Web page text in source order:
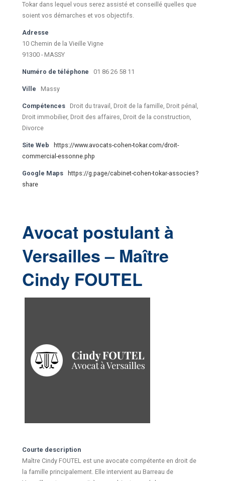
Tokar dans lequel vous serez assisté et conseillé quelles que
soient vos démarches et vos objectifs.
Adresse
10 Chemin de la Vieille Vigne
91300 - MASSY
Numéro de téléphone 01 86 26 58 11
Ville Massy
Compétences
Droit du travail, Droit de la famille, Droit pénal,
Droit immobilier, Droit des affaires, Droit de la construction,
Divorce
Site Web
https://www.avocats-cohen-tokar.com/droit-
commercial-essonne.php
Google Maps
https://g.page/cabinet-cohen-tokar-associes?
share
Avocat postulant à
Versailles – Maître
Cindy FOUTEL
Courte description
Maître Cindy FOUTEL est une avocate compétente en droit de
la famille principalement. Elle intervient au Barreau de